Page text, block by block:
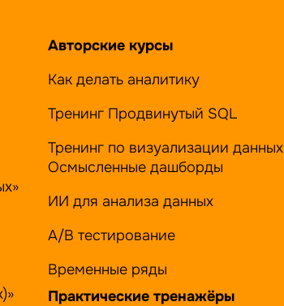
Авторские курсы
Как делать аналитику
Тренинг Продвинутый SQL
Тренинг по визуализации данных
Осмысленные дашборды
ИИ для анализа данных
А/B тестирование
Временные ряды
Практические тренажёры